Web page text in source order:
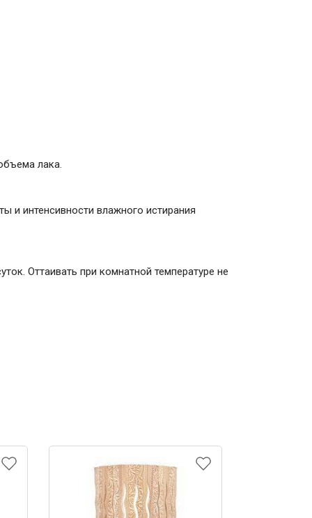
лака.
и интенсивности влажного истирания
Оттаивать при комнатной температуре не